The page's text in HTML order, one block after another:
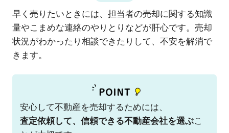
早く売りたいときには、担当者の売却に関する知識
量やこまめな連絡のやりとりなどが肝心です。売却
状況がわかったり相談できたりして、不安を解消で
きます。
安心して不動産を売却するためには、
査定依頼して、信頼できる不動産会社を選ぶこ